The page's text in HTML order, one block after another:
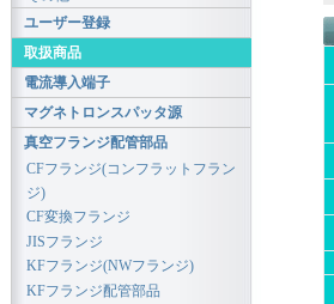
ユーザー登録
取扱商品
電流導入端子
マグネトロンスパッタ源
真空フランジ配管部品
CFフランジ(コンフラットフラン
ジ)
CF変換フランジ
JISフランジ
KFフランジ(NWフランジ)
KFフランジ配管部品